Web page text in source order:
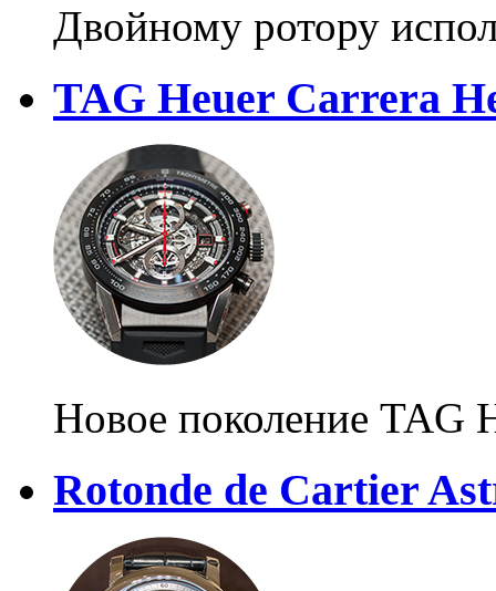
Двойному ротору
TAG Heuer Carrera
Новое поколение TAG
Rotonde de Cartier